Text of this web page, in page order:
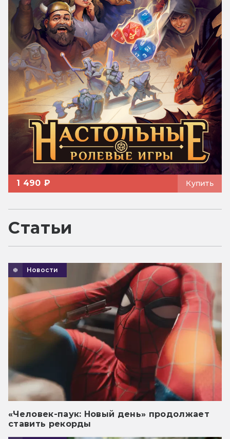
1 490 ₽ Купить
Статьи
Новости
«Человек-паук: Новый день» продолжает
ставить рекорды